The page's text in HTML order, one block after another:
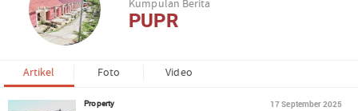
Kumpulan Berita
PUPR
Artikel Foto Video
Property 17 September 2025